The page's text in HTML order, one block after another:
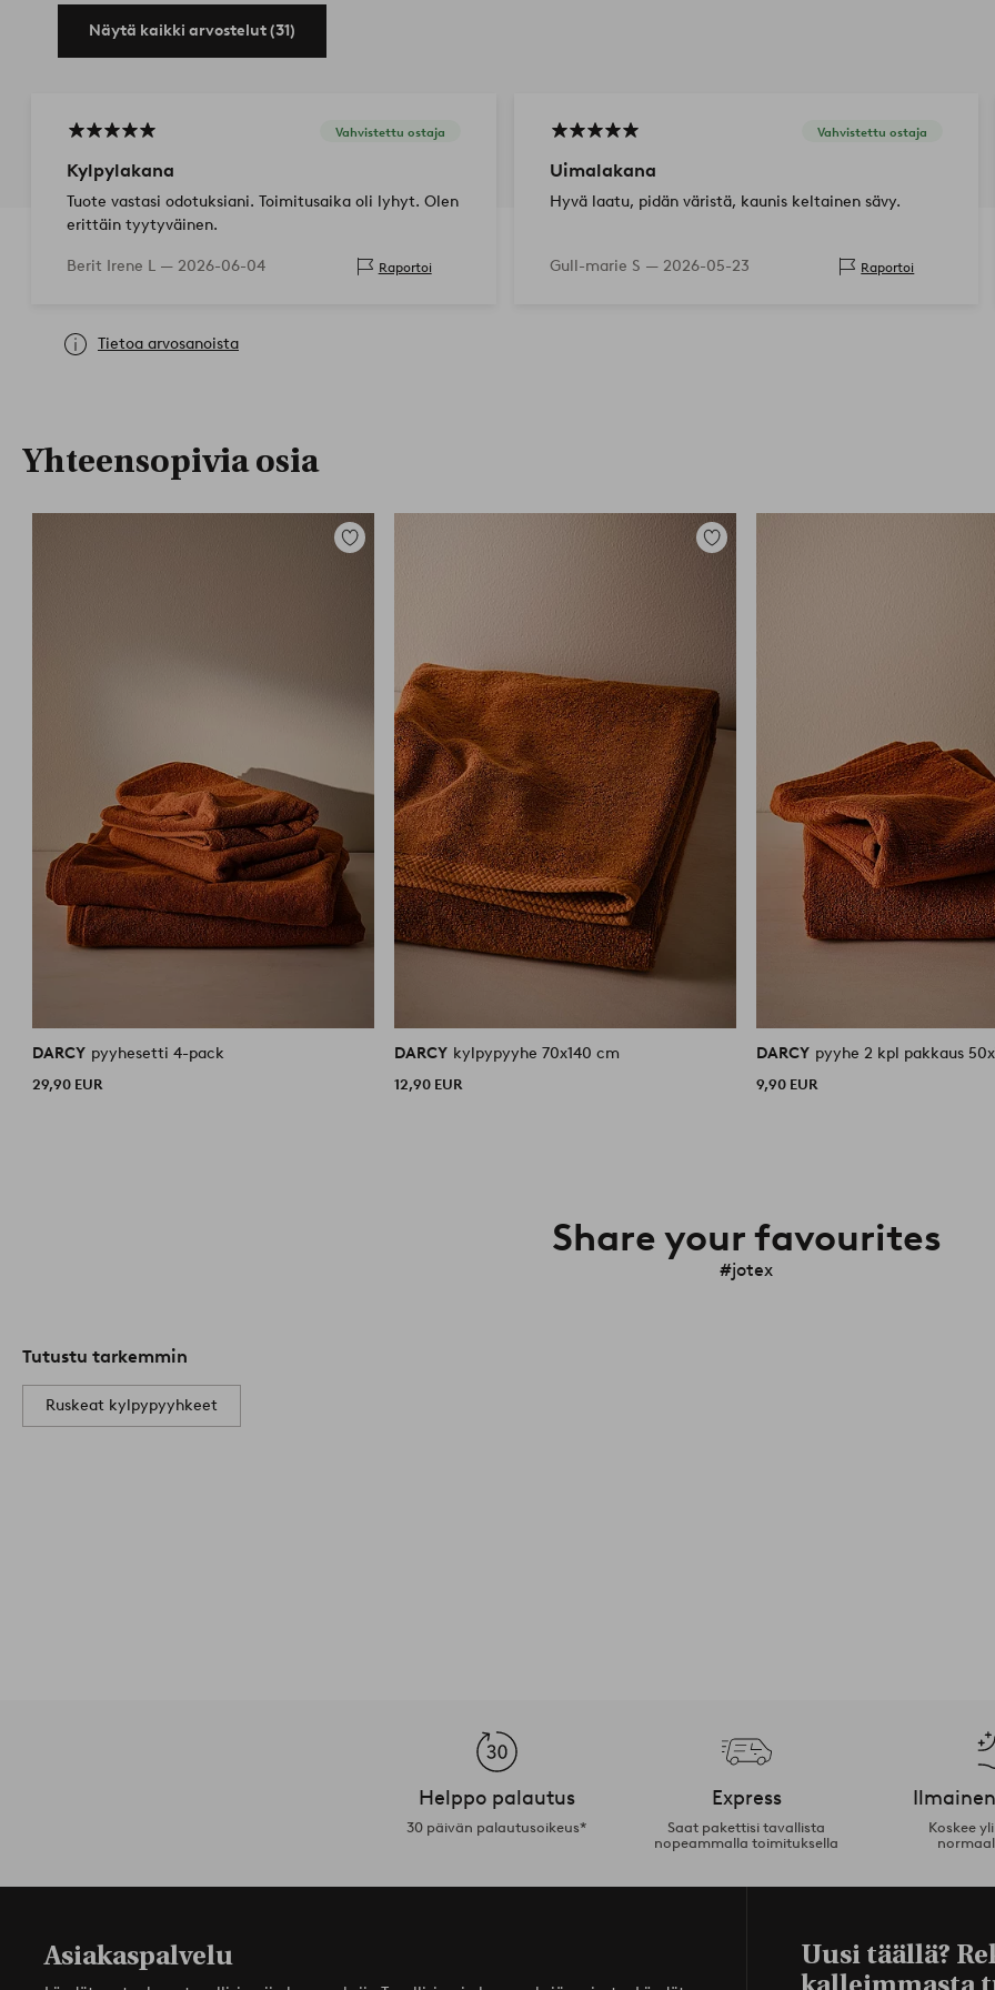
Näytä kaikki arvostelut (31)
Vahvistettu ostaja
Kylpylakana
Tuote vastasi odotuksiani. Toimitusaika oli lyhyt. Olen
erittäin tyytyväinen.
Berit Irene L — 2026-06-04 Raportoi
Vahvistettu ostaja
Uimalakana
Hyvä laatu, pidän väristä, kaunis keltainen sävy.
Gull-marie S — 2026-05-23 Raportoi
Tietoa arvosanoista
Yhteensopivia osia
Lisää
DARCY pyyhesetti 4-pack
29,90 EUR
Lisää
suosikkeihin
DARCY kylpypyyhe 70x140 cm
12,90 EUR
DARCY pyyhe 2
9,90 EUR
Share your favourites
#jotex
Tutustu tarkemmin
Ruskeat kylpypyyhkeet
Helppo palautus
30 päivän palautusoikeus*
Express
Saat pakettisi tavallista
nopeammalla toimituksella
Koskee
Asiakaspalvelu Uusi täällä?